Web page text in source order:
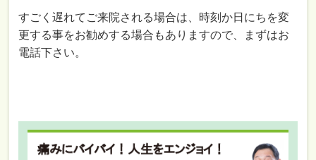
すごく遅れてご来院される場合は、時刻か日にちを変
更する事をお勧めする場合もありますので、まずはお
電話下さい。